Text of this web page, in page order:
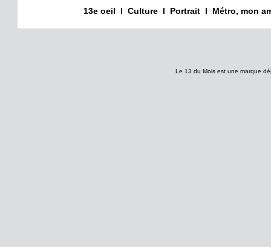
13e oeil
I Culture I Portrait I Métro, mon
Le 13 du Mois est une marque